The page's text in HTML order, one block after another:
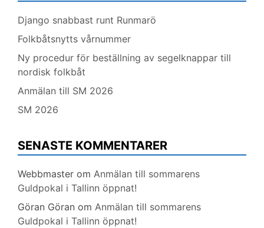
Django snabbast runt Runmarö
Folkbåtsnytts vårnummer
Ny procedur för beställning av segelknappar till
nordisk folkbåt
Anmälan till SM 2026
SM 2026
SENASTE KOMMENTARER
Webbmaster om Anmälan till sommarens
Guldpokal i Tallinn öppnat!
Göran Göran om Anmälan till sommarens
Guldpokal i Tallinn öppnat!